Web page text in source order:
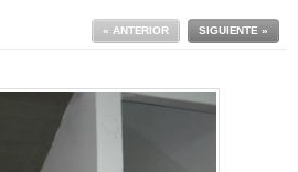
SIGUIENTE »
« ANTERIOR